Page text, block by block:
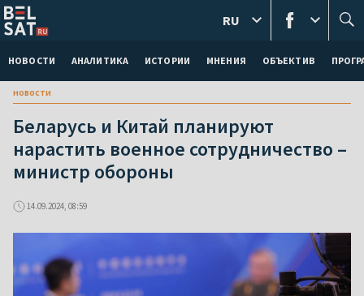
НОВОСТИ АНАЛИТИКА ИСТОРИИ МНЕНИЯ ОБЪЕКТИВ
RU
новости
Беларусь и Китай планируют
нарастить военное сотрудничество –
министр обороны
14.09.2024, 08:59